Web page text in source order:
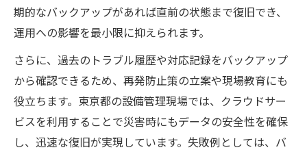
期的なバックアップがあれば直前の状態まで復旧でき、
運用への影響を最小限に抑えられます。
さらに、過去のトラブル履歴や対応記録をバックアップ
から確認できるため、再発防止策の立案や現場教育にも
役立ちます。東京都の設備管理現場では、クラウドサー
ビスを利用することで災害時にもデータの安全性を確保
し、迅速な復旧が実現しています。失敗例としては、バ